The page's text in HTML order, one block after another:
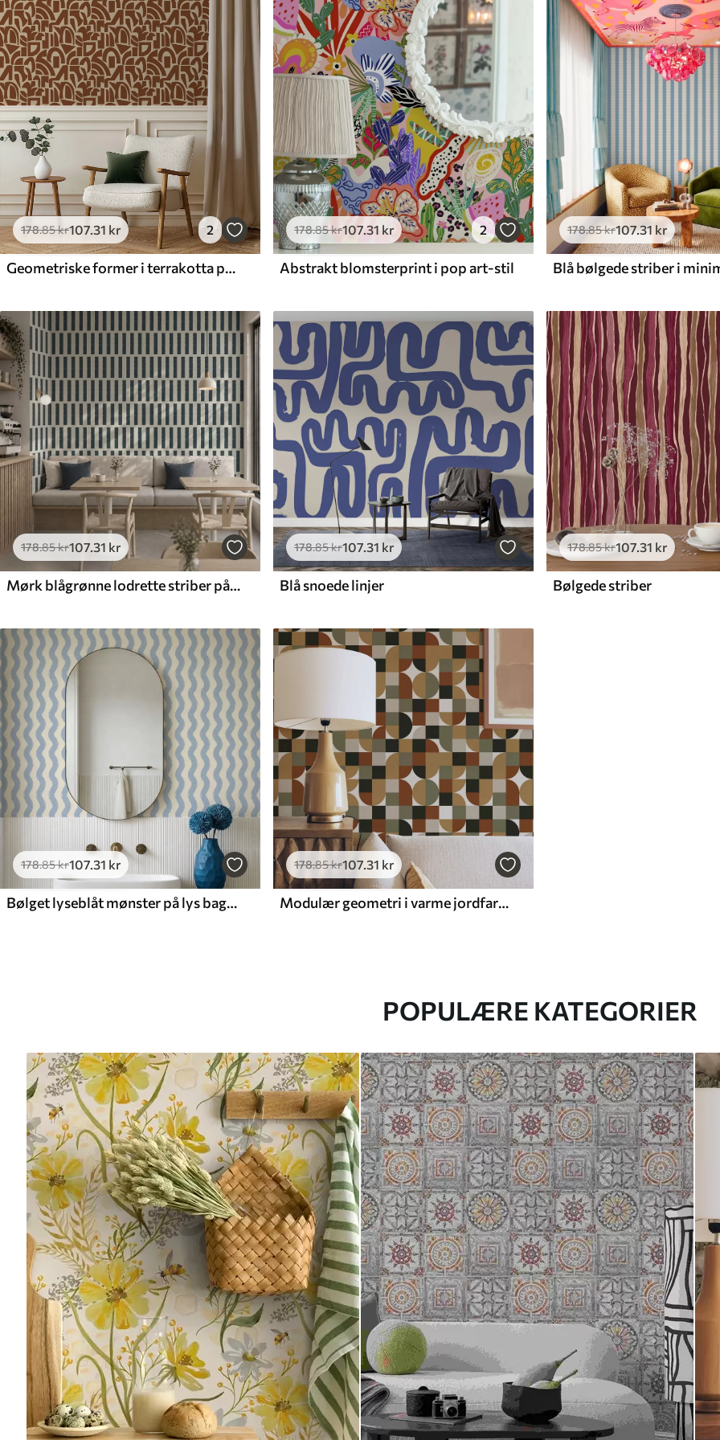
Tilgængelige materialer
Standard
365.00219.00 kr/m²
Premium
.33269.00kr/m²
Premium vinyl
516.67 310.00
178.85kr107.31 kr 2
Geometriske former i terrakotta på hørstof
178.85kr107.31 kr 2
Abstrakt blomsterprint i pop art-stil
178.85kr107.31 kr
178.85kr107.31 kr
Mørk blågrønne lodrette striber på lys baggrund
178.85kr107.31 kr
Blå snoede linjer
178.85kr107.31 kr
Bølgede striber
178.85kr107.31 kr
Bølget lyseblåt mønster på lys baggrund
178.85kr107.31 kr
Modulær geometri i varme jordfarver
POPULÆRE KATEGORIER